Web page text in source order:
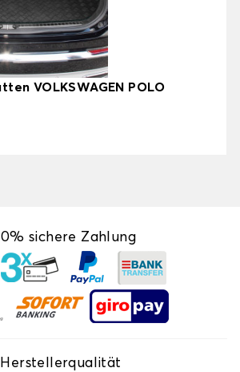
VOLKSWAGEN POLO
sichere Zahlung
Herstellerqualität